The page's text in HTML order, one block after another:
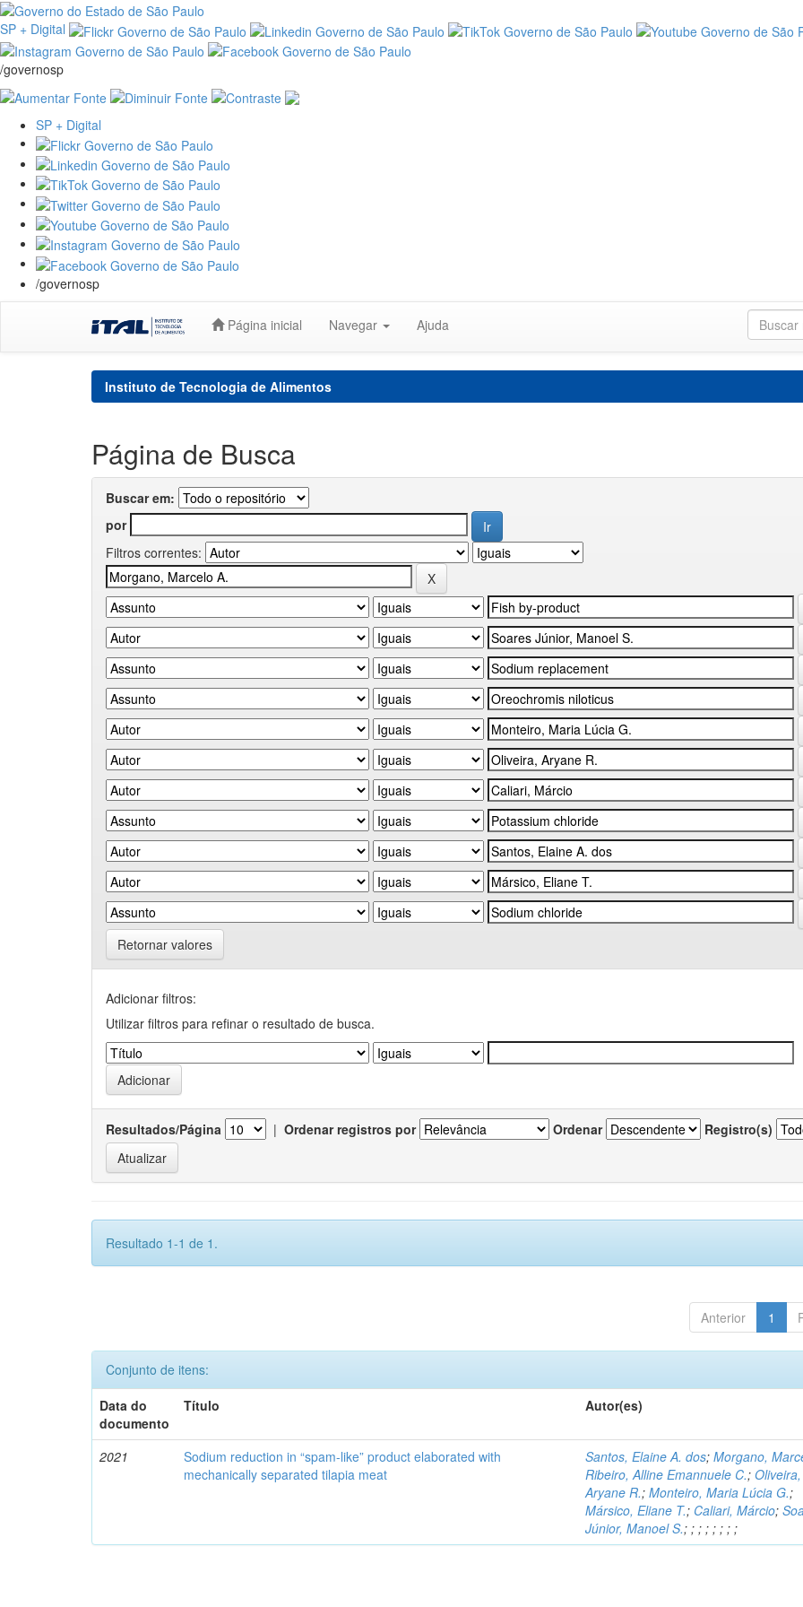
SP + Digital
/governosp
SP + Digital
/governosp
Página inicial Navegar Ajuda
Instituto de Tecnologia de Alimentos
Página de Busca
Buscar em:
por
Filtros correntes:
Retornar valores
Adicionar filtros:
Utilizar filtros para refinar o resultado de busca.
Resultados/Página | Ordenar registros por Ordenar Registro(s)
Resultado 1-1 de 1.
Anterior 1
Conjunto de itens:
Data do
documento
Título Autor(es)
2021
Sodium reduction in “spam-like” product elaborated with
mechanically separated tilapia meat
Santos, Elaine A. dos;Morgano,
Ribeiro, Alline Emannuele C.;Oliveira,
Aryane R.;Monteiro, Maria Lúcia G.;
Mársico, Eliane T.; Caliari, Márcio;
Júnior, Manoel S.;;;;;;;;